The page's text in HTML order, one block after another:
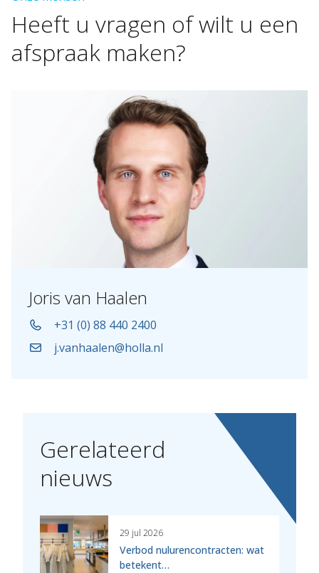
Heeft u vragen ofwilt u een
afspraak maken?
Joris van Haalen
+31 (0) 88 440 2400
j.vanhaalen@holla.nl
Gerelateerd
nieuws
29 jul 2026
Verbod nulurencontracten: wat
betekent…